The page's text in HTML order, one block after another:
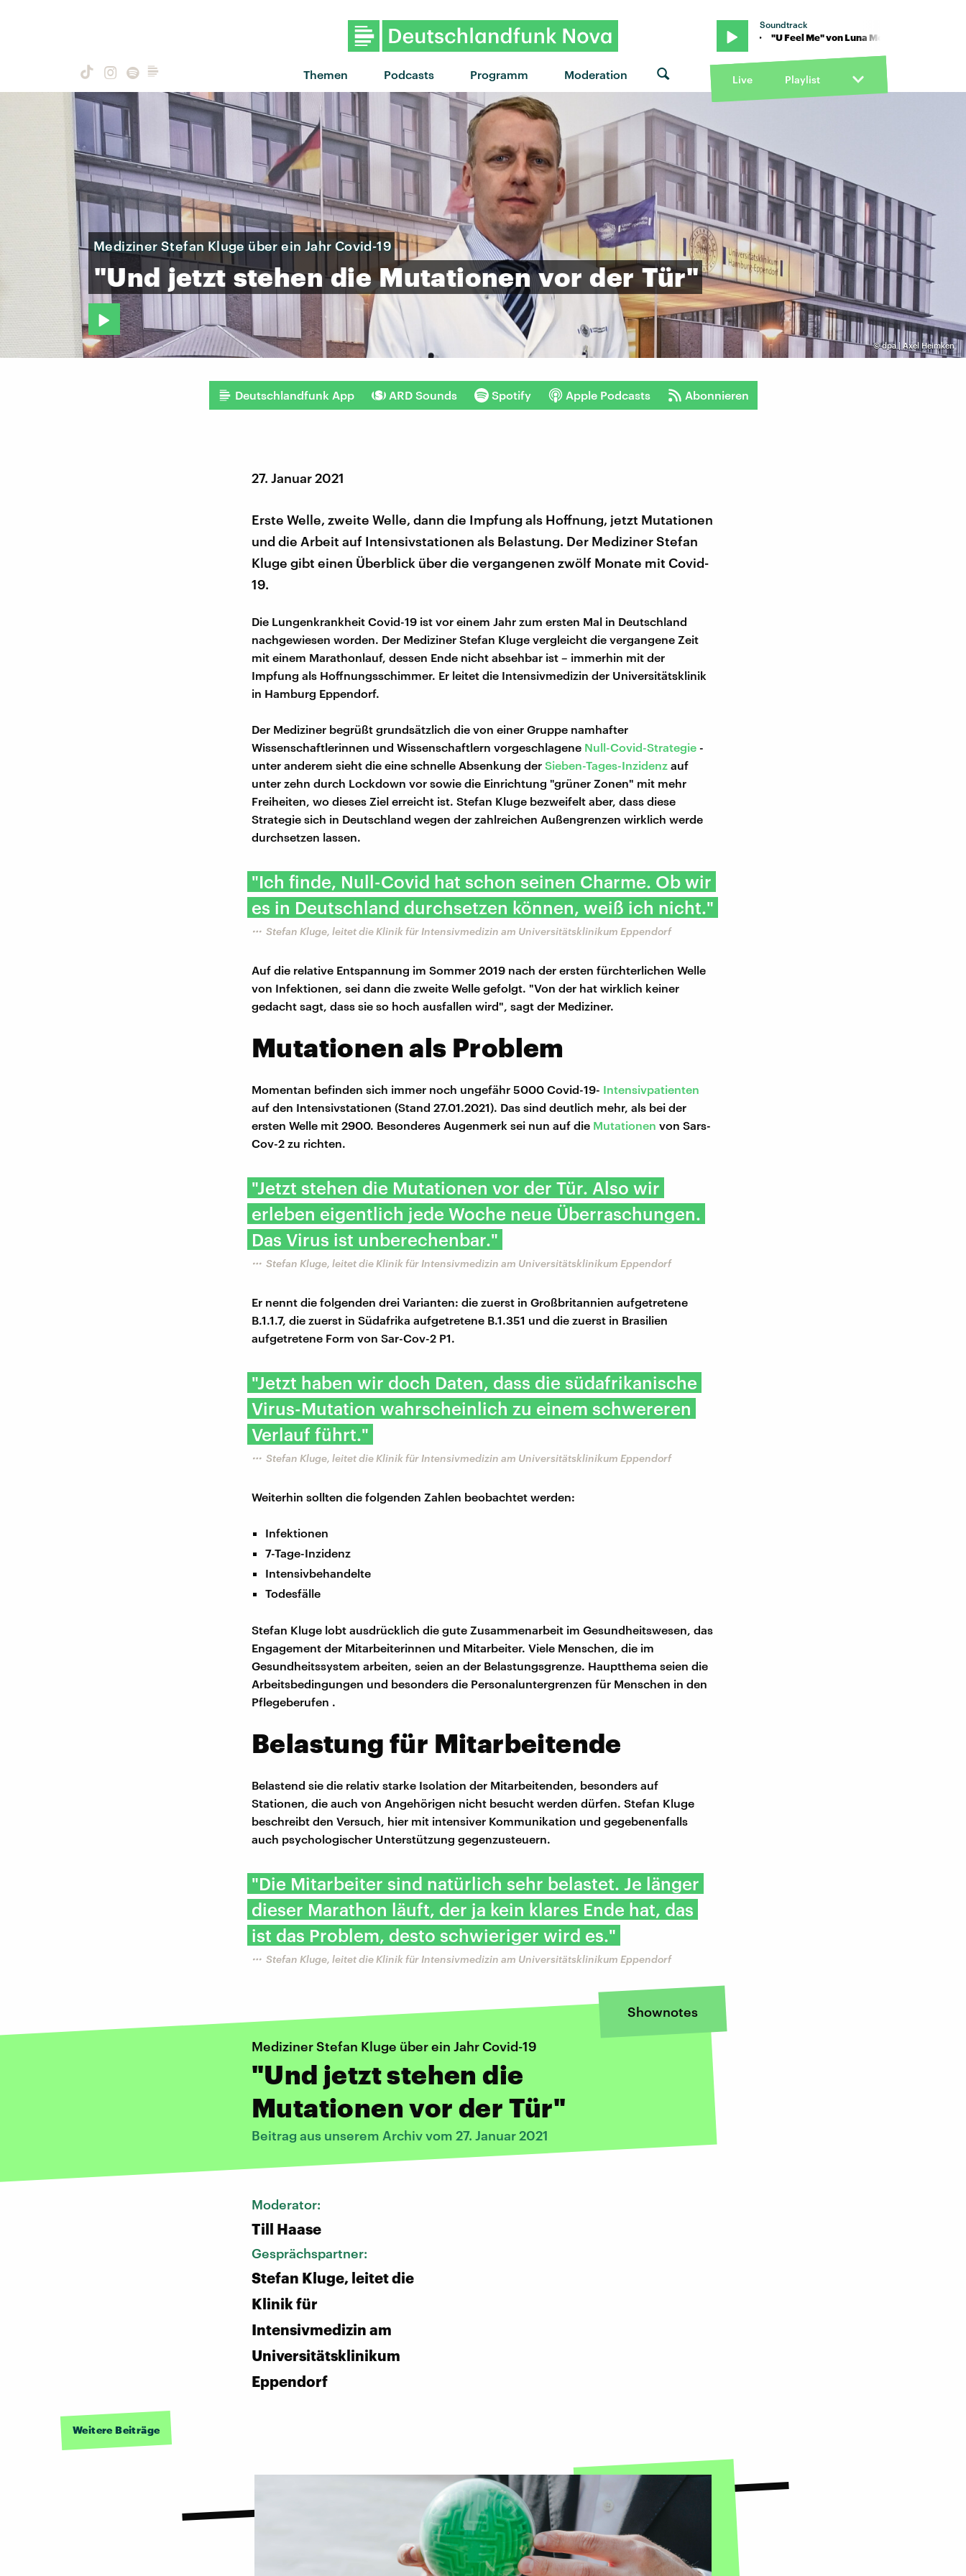
Themen Podcasts Programm Moderation
Soundtrack
Live Playlist
©dpa | Axel Heimken
Mediziner Stefan Kluge über ein Jahr Covid-19
"Und jetzt stehen die Mutationen vor der Tür"
Deutschlandfunk App ARD Sounds Spotify Apple Podcasts Abonnieren
27. Januar 2021
Erste Welle, zweite Welle, dann die Impfung als Hoffnung, jetzt Mutationen
und die Arbeit auf Intensivstationen als Belastung. Der Mediziner Stefan
Kluge gibt einen Überblick über die vergangenen zwölf Monate mit Covid-
19.
Die Lungenkrankheit Covid-19 ist vor einem Jahr zum ersten Mal in Deutschland
nachgewiesen worden. Der Mediziner Stefan Kluge vergleicht die vergangene Zeit
mit einem Marathonlauf, dessen Ende nicht absehbar ist – immerhin mit der
Impfung als Hoffnungsschimmer. Er leitet die Intensivmedizin der Universitätsklinik
in Hamburg Eppendorf.
Der Mediziner begrüßt grundsätzlich die von einer Gruppe namhafter
Wissenschaftlerinnen und Wissenschaftlern vorgeschlagene Null-Covid-Strategie -
unter anderem sieht die eine schnelle Absenkung der Sieben-Tages-Inzidenz auf
unter zehn durch Lockdown vor sowie die Einrichtung "grüner Zonen" mit mehr
Freiheiten, wo dieses Ziel erreicht ist. Stefan Kluge bezweifelt aber, dass diese
Strategie sich in Deutschland wegen der zahlreichen Außengrenzen wirklich werde
durchsetzen lassen.
"Ich finde, Null-Covid hat schon seinen Charme. Ob wir
es in Deutschland durchsetzen können, weiß ich nicht."
Stefan Kluge, leitet die Klinik für Intensivmedizin am Universitätsklinikum Eppendorf
Auf die relative Entspannung im Sommer 2019 nach der ersten fürchterlichen Welle
von Infektionen, sei dann die zweite Welle gefolgt. "Von der hat wirklich keiner
gedacht sagt, dass sie so hoch ausfallen wird", sagt der Mediziner.
Mutationen als Problem
Momentan befinden sich immer noch ungefähr 5000 Covid-19- Intensivpatienten
auf den Intensivstationen (Stand 27.01.2021). Das sind deutlich mehr, als bei der
ersten Welle mit 2900. Besonderes Augenmerk sei nun auf die Mutationen von Sars-
Cov-2 zu richten.
"Jetzt stehen die Mutationen vor der Tür. Also wir
erleben eigentlich jede Woche neue Überraschungen.
Das Virus ist unberechenbar."
Stefan Kluge, leitet die Klinik für Intensivmedizin am Universitätsklinikum Eppendorf
Er nennt die folgenden drei Varianten: die zuerst in Großbritannien aufgetretene
B.1.1.7, die zuerst in Südafrika aufgetretene B.1.351 und die zuerst in Brasilien
aufgetretene Form von Sar-Cov-2 P1.
"Jetzt haben wir doch Daten, dass die südafrikanische
Virus-Mutation wahrscheinlich zu einem schwereren
Verlauf führt."
Stefan Kluge, leitet die Klinik für Intensivmedizin am Universitätsklinikum Eppendorf
Weiterhin sollten die folgenden Zahlen beobachtet werden:
Infektionen
7-Tage-Inzidenz
Intensivbehandelte
Todesfälle
Stefan Kluge lobt ausdrücklich die gute Zusammenarbeit im Gesundheitswesen, das
Engagement der Mitarbeiterinnen und Mitarbeiter. Viele Menschen, die im
Gesundheitssystem arbeiten, seien an der Belastungsgrenze. Hauptthema seien die
Arbeitsbedingungen und besonders die Personaluntergrenzen für Menschen in den
Pflegeberufen .
Belastung für Mitarbeitende
Belastend sie die relativ starke Isolation der Mitarbeitenden, besonders auf
Stationen, die auch von Angehörigen nicht besucht werden dürfen. Stefan Kluge
beschreibt den Versuch, hier mit intensiver Kommunikation und gegebenenfalls
auch psychologischer Unterstützung gegenzusteuern.
"Die Mitarbeiter sind natürlich sehr belastet. Je länger
dieser Marathon läuft, der ja kein klares Ende hat, das
ist das Problem, desto schwieriger wird es."
Stefan Kluge, leitet die Klinik für Intensivmedizin am Universitätsklinikum Eppendorf
Shownotes
Mediziner Stefan Kluge über ein Jahr Covid-19
"Und jetzt stehen die
Mutationen vor der Tür"
Beitrag aus unserem Archiv vom 27. Januar 2021
Moderator:
Till Haase
Gesprächspartner:
Stefan Kluge, leitet die
Klinik für
Intensivmedizin am
Universitätsklinikum
Eppendorf
Weitere Beiträge